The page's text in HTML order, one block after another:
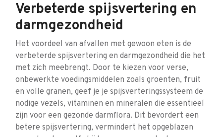
Verbeterde spijsvertering en
darmgezondheid
Het voordeel van afvallen met gewoon eten is de
verbeterde spijsvertering en darmgezondheid die het
met zich meebrengt. Door te kiezen voor verse,
onbewerkte voedingsmiddelen zoals groenten, fruit
en volle granen, geef je je spijsverteringssysteem de
nodige vezels, vitaminen en mineralen die essentieel
zijn voor een gezonde darmflora. Dit bevordert een
betere spijsvertering, vermindert het opgeblazen